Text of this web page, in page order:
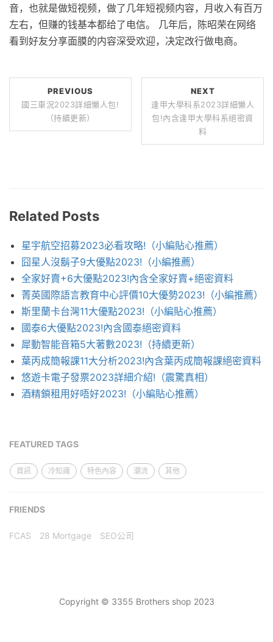
音，也就是做短视频，做了几年短视频内容，月收入有百万
左右，但赚的钱基本都给了电信。 几年后，陈昭荣在网络
看到好友分享面膜的内容深受欢迎，决定改行做电商。
PREVIOUS
國三車況2023詳細懶人包!
（持續更新）
NEXT
逢甲大學科系2023詳細懶人
包!內含逢甲大學科系絕密資
料
Related Posts
星宇航空招募2023必看攻略!（小編貼心推薦）
囧星人沒鬍子9大優點2023!（小編推薦）
全家好賣+6大優點2023!內含全家好賣+絕密資料
菁英國際語言教育中心評價10大優勢2023!（小編推薦）
斯里蘭卡台灣11大優點2023!（小編貼心推薦）
國泰6大優點2023!內含國泰絕密資料
犀動智能音箱5大著數2023!（持續更新）
葉丙成簡報課11大分析2023!內含葉丙成簡報課絕密資料
悠遊卡電子發票2023詳細介紹!（震驚真相）
酒精鎖租用好唔好2023!（小編貼心推薦）
FEATURED TAGS
資訊 冷知識 特色內容 潮流 其他
FRIENDS
FCAS 28 Mortgage SEO公司
Copyright © 3355 Brothers shop 2023